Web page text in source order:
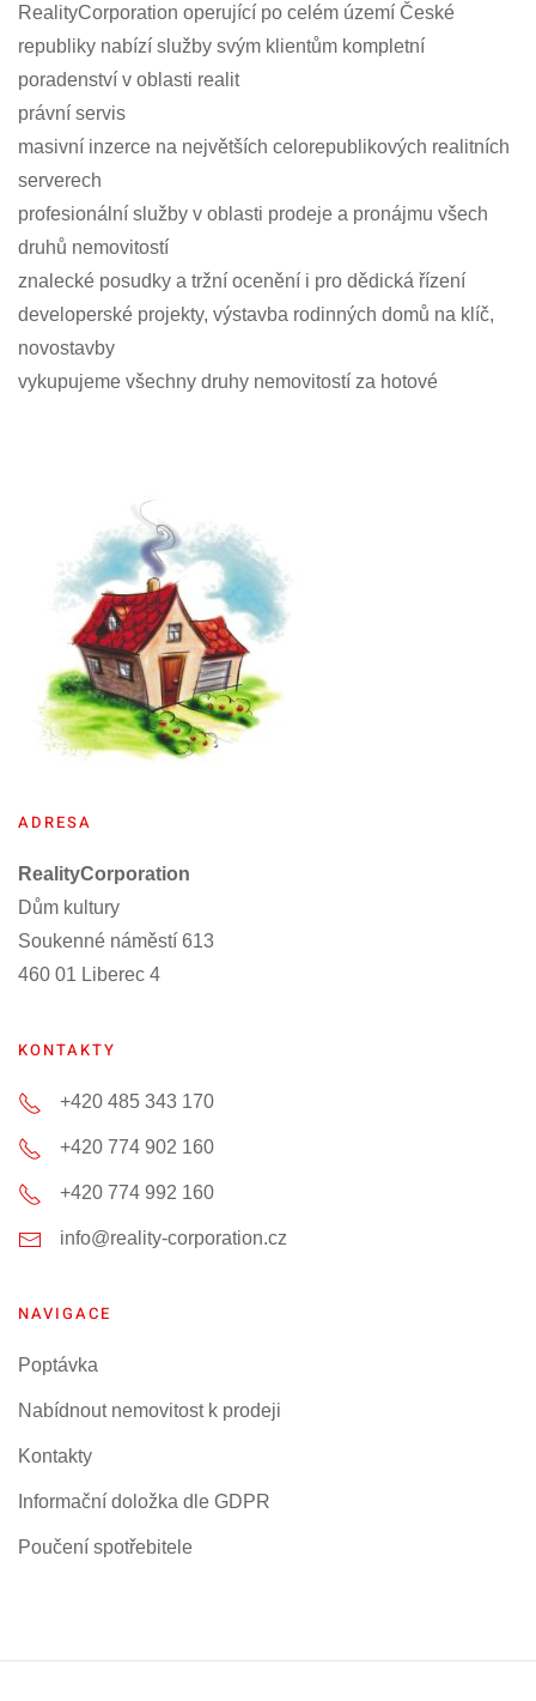
RealityCorporation operující po celém území České
republiky nabízí služby svým klientům kompletní
poradenství v oblasti realit
právní servis
masivní inzerce na největších celorepublikových realitních
serverech
profesionální služby v oblasti prodeje a pronájmu všech
druhů nemovitostí
znalecké posudky a tržní ocenění i pro dědická řízení
developerské projekty, výstavba rodinných domů na klíč,
novostavby
vykupujeme všechny druhy nemovitostí za hotové
ADRESA
RealityCorporation
Dům kultury
Soukenné náměstí 613
460 01 Liberec 4
KONTAKTY
+420 485 343 170
+420 774 902 160
+420 774 992 160
info@reality-corporation.cz
NAVIGACE
Poptávka
Nabídnout nemovitost k prodeji
Kontakty
Informační doložka dle GDPR
Poučení spotřebitele